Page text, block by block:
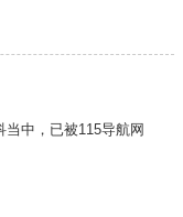
当中，已被115导航网